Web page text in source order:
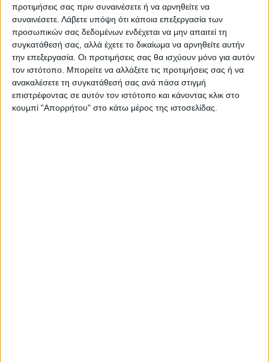
προτιμήσεις σας πριν συναινέσετε ή να αρνηθείτε να
συναινέσετε. Λάβετε υπόψη ότι κάποια επεξεργασία των
προσωπικών σας δεδομένων ενδέχεται να μην απαιτεί τη
συγκατάθεσή σας, αλλά έχετε το δικαίωμα να αρνηθείτε αυτήν
την επεξεργασία. Οι προτιμήσεις σας θα ισχύουν μόνο για αυτόν
τον ιστότοπο. Μπορείτε να αλλάξετε τις προτιμήσεις σας ή να
ανακαλέσετε τη συγκατάθεσή σας ανά πάσα στιγμή
επιστρέφοντας σε αυτόν τον ιστότοπο και κάνοντας κλικ στο
κουμπί "Απορρήτου" στο κάτω μέρος της ιστοσελίδας.
ΠΡΟΗΓΟΥΜΕΝΟ ΑΡΘΡΟ
Γεωργιάδης: Τα επόμενα
24ωρα αρχίζει η λειτουργία
των απογευματινών
χειρουργείων
ΕΠΟΜΕΝΟ ΑΡΘΡΟ
Προκύπτουν ζητήματα στον
οδοφωτισμό